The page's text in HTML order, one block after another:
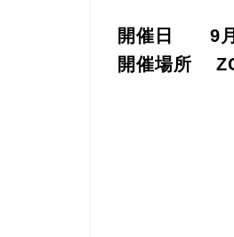
開催日 9月
開催場所